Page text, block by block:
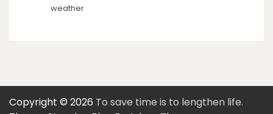
weather
Copyright © 2026 To save time is to lengthen life.